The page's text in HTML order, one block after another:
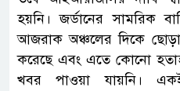
হয়নি। জর্ডানের সামরিক
আজরাক অঞ্চলের দিকে ছোড়া
করেছে এবং এতে কোনো
খবর পাওয়া যায়নি।